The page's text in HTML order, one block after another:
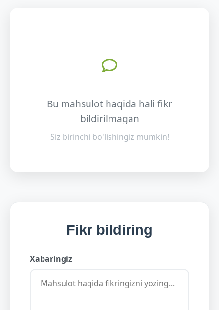
Bu mahsulot haqida hali fikr
bildirilmagan
Siz birinchi bo'lishingiz mumkin!
Fikr bildiring
Xabaringiz